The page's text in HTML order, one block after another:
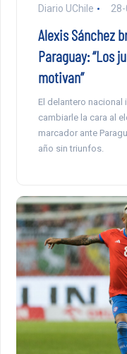
Diario UChile
Alexis Sánchez
Paraguay: “Los
motivan”
El delantero
cambiarle la cara al
marcador ante
año sin triunfos.